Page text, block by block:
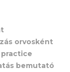
orvosként
bemutató